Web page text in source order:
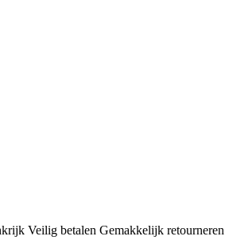
Veilig betalen Gemakkelijk retourneren